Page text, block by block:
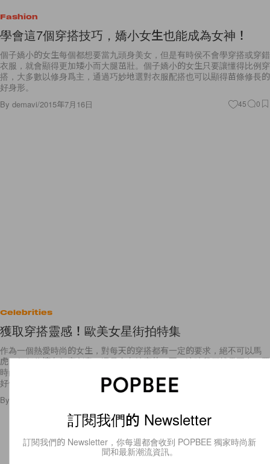
Fashion
學會這7個穿搭技巧，嬌小女生也能成為女神！
個子嬌小的女生每個都想要當九頭身美女，但是有時侯不會學穿搭或穿錯
衣服，就會顯得更加矮小而大腿茁壯。個子嬌小的女生只要讓懂得比例穿
搭，大多數以修身爲主，通過巧妙地選對衣服配搭也可以顯得苗條修長的
好身形。
By demavi/2015年7月16日 45 0
Celebrities
獲取穿搭靈感！歐美女星街拍特集
作為一個熱愛時尚的女生，對每天的穿搭都有一定的要求，絕不可以馬
虎；但任你擁有無窮創意，還是會有技窮的一天，這時我們就需要在一眾
時尚達人/明星的街拍上，獲取更多穿搭靈感！今天就為大家找來了女星
好像
By
訂閱我們的 Newsletter
訂閱我們的 Newsletter，你每週都會收到 POPBEE 獨家時尚新
聞和最新潮流資訊。